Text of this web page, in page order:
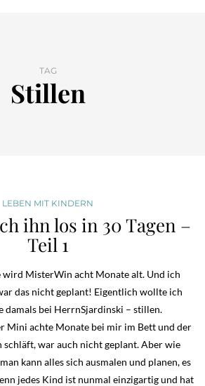
TAG
Stillen
LEBEN MIT KINDERN
ihn los in 30 Tagen –
Teil 1
wird MisterWin acht Monate alt. Und ich
das nicht geplant! Eigentlich wollte ich
damals bei HerrnSjardinski – stillen.
Mini achte Monate bei mir im Bett und der
schläft, war auch nicht geplant. Aber wie
kann alles sich ausmalen und planen, es
jedes Kind ist nunmal einzigartig und hat